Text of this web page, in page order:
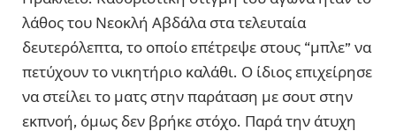
λάθος του Νεοκλή Αβδάλα στα τελευταία
δευτερόλεπτα, το οποίο επέτρεψε στους “μπλε” να
πετύχουν το νικητήριο καλάθι. Ο ίδιος επιχείρησε
να στείλει το ματς στην παράταση με σουτ στην
εκπνοή, όμως δεν βρήκε στόχο. Παρά την άτυχη